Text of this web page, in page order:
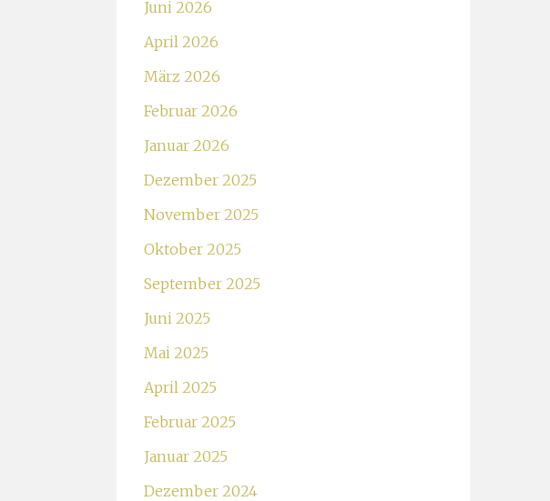
Juni 2026
April 2026
März 2026
Februar 2026
Januar 2026
Dezember 2025
November 2025
Oktober 2025
September 2025
Juni 2025
Mai 2025
April 2025
Februar 2025
Januar 2025
Dezember 2024